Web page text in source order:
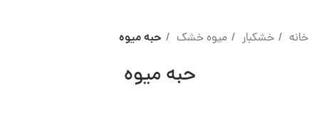
خانه خشکبار میوه خشک حبه میوه
حبه میوه